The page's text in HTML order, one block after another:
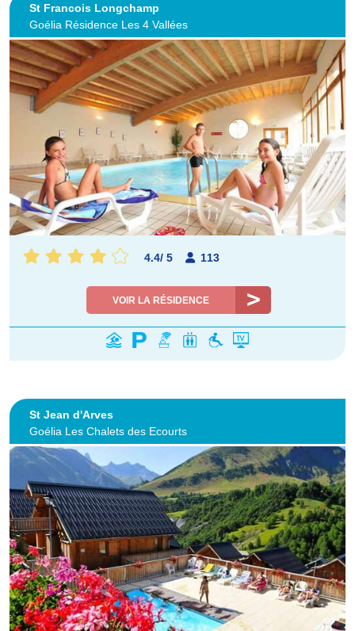
St Francois Longchamp
Goélia Résidence Les 4 Vallées
4.4/ 5 113
VOIR LA RÉSIDENCE
St Jean d'Arves
Goélia Les Chalets des Ecourts